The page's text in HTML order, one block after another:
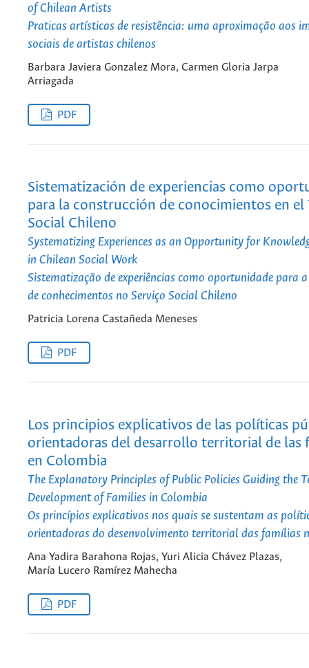
of Chilean Artists
Praticas artísticas de resistência: uma aproximação aos
sociais de artistas chilenos
Barbara Javiera Gonzalez Mora, Carmen Gloria Jarpa
Arriagada
PDF
Sistematización de experiencias como
para la construcción de conocimientos en el
Social Chileno
Systematizing Experiences as an Opportunity for
in Chilean Social Work
Sistematização de experiências como oportunidade para
de conhecimentos no Serviço Social Chileno
Patricia Lorena Castañeda Meneses
PDF
Los principios explicativos de las políticas
orientadoras del desarrollo territorial de las
en Colombia
The Explanatory Principles of Public Policies Guiding the
Development of Families in Colombia
Os princípios explicativos nos quais se sustentam as
orientadoras do desenvolvimento territorial das famílias
Ana Yadira Barahona Rojas, Yuri Alicia Chávez Plazas,
María Lucero Ramírez Mahecha
PDF